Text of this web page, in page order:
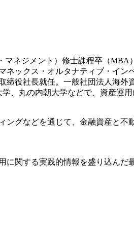
ネジメント）修士課程卒（MBA
ックス・オルタナティブ・イン
役社長就任。一般社団法人海外
、丸の内朝大学などで、資産運用
グなどを通じて、金融資産と不
関する実践的情報を盛り込んだ